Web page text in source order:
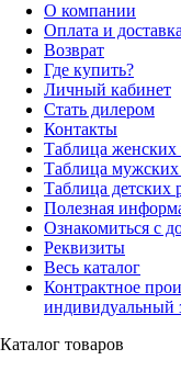
О компании
Оплата и доставка
Возврат
Где купить?
Личный кабинет
Стать дилером
Контакты
Таблица женских
Таблица мужских
Таблица детских
Полезная
Ознакомиться с
Реквизиты
Весь каталог
Контрактное
индивидуальный
Каталог товаров